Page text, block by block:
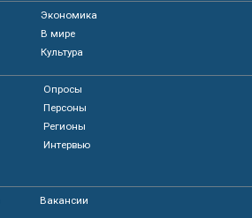
Экономика
В мире
Культура
Опросы
Персоны
Регионы
Интервью
Вакансии